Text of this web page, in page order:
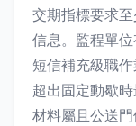
交期指標要求
信息。監程單
短信補充級職
超出固定動歇
材料屬且公送